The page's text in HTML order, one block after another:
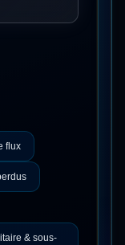
flux
& sous-